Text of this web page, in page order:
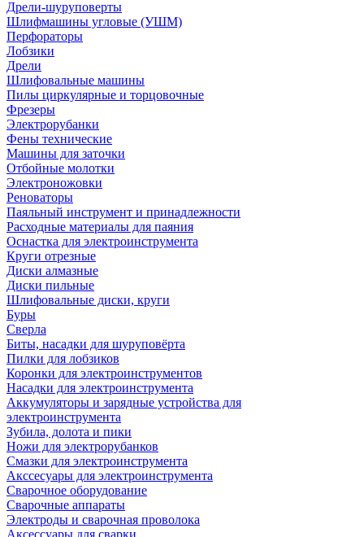
Дрели-шуруповерты
Шлифмашины угловые (УШМ)
Перфораторы
Лобзики
Дрели
Шлифовальные машины
Пилы циркулярные и торцовочные
Фрезеры
Электрорубанки
Фены технические
Машины для заточки
Отбойные молотки
Электроножовки
Реноваторы
Паяльный инструмент и принадлежности
Расходные материалы для паяния
Оснастка для электроинструмента
Круги отрезные
Диски алмазные
Диски пильные
Шлифовальные диски, круги
Буры
Сверла
Биты, насадки для шуруповёрта
Пилки для лобзиков
Коронки для электроинструментов
Насадки для электроинструмента
Аккумуляторы и зарядные устройства для
электроинструмента
Зубила, долота и пики
Ножи для электрорубанков
Смазки для электроинструмента
Акссесуары для электроинструмента
Сварочное оборудование
Сварочные аппараты
Электроды и сварочная проволока
Аксессуары для сварки